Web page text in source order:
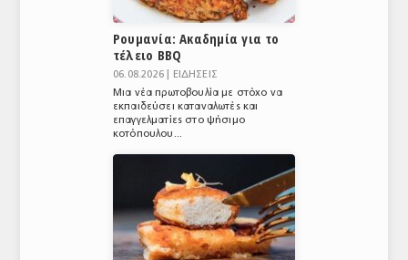
Ρουμανία: Ακαδημία για το
τέλειο BBQ
06.08.2026 |
ΕΙΔΗΣΕΙΣ
Μια νέα πρωτοβουλία με στόχο να
εκπαιδεύσει καταναλωτές και
επαγγελματίες στο ψήσιμο
κοτόπουλου...